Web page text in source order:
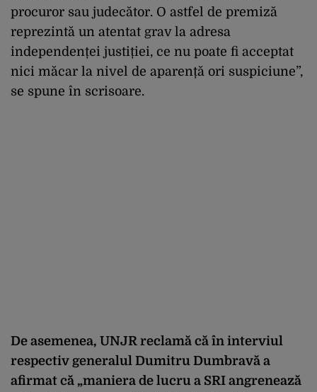
procuror sau judecător. O astfel de premiză
reprezintă un atentat grav la adresa
independenței justiției, ce nu poate fi acceptat
nici măcar la nivel de aparență ori suspiciune”,
se spune în scrisoare.
De asemenea, UNJR reclamă că în interviul
respectiv generalul Dumitru Dumbravă a
afirmat că „maniera de lucru a SRI angrenează